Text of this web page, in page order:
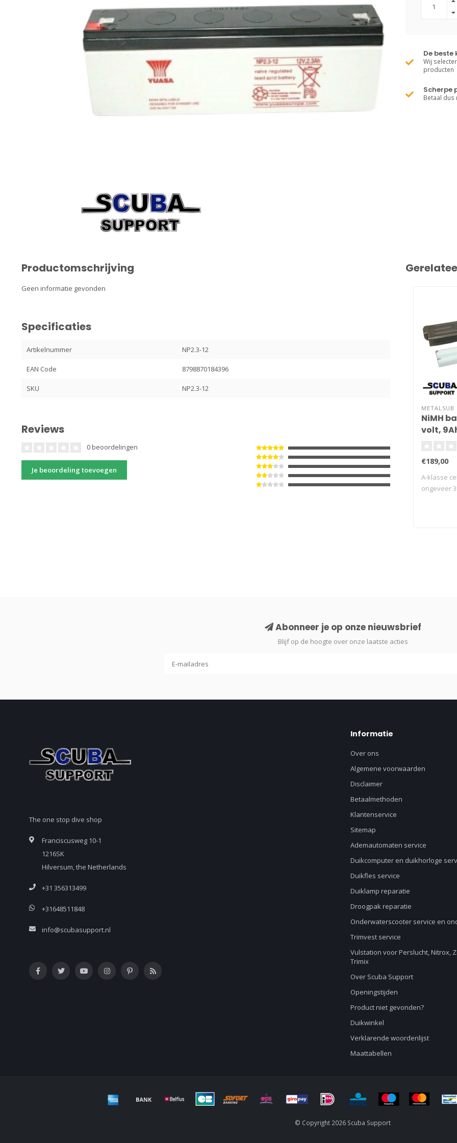
De beste
Wij
producten
Scherpe
Betaal dus
Productomschrijving
Geen informatie gevonden
Specificaties
Artikelnummer NP2.3-12
EAN Code 8798870184396
SKU NP2.3-12
Reviews
0 beoordelingen
Je beoordeling toevoegen
METALSUB
NiMH
volt,
€189,00
A-klasse
ongeveer
Abonneer je op onze nieuwsbrief
Blijf op de hoogte over onze laatste acties
The one stop dive shop
Franciscusweg 10-1
1216SK
Hilversum, the Netherlands
+31 356313499
+31648511848
info@scubasupport.nl
Informatie
Over ons
Algemene voorwaarden
Disclaimer
Betaalmethoden
Klantenservice
Sitemap
Ademautomaten service
Duikcomputer en duikhorloge
Duikfles service
Duiklamp reparatie
Droogpak reparatie
Onderwaterscooter service en
Trimvest service
Vulstation voor Perslucht, Nitrox,
Trimix
Over Scuba Support
Openingstijden
Product niet gevonden?
Duikwinkel
Verklarende woordenlijst
Maattabellen
© Copyright 2026 Scuba Support